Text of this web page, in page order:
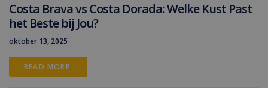
Costa Brava vs Costa Dorada: Welke Kust Past
het Beste bij Jou?
oktober 13, 2025
READ MORE